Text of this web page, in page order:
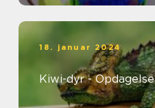
18. januar 2024
Kiwi-dyr -